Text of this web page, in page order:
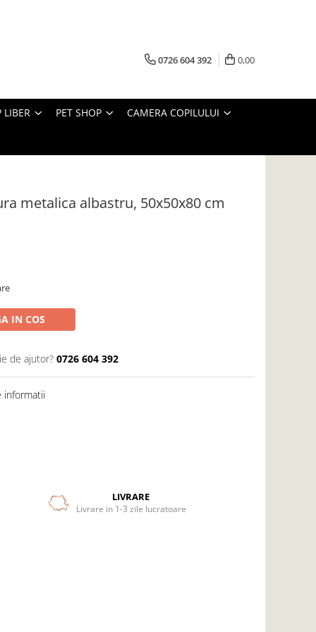
0726 604 392 0,00
LIBER PET SHOP CAMERA COPILULUI
metalica albastru, 50x50x80 cm
IN COS
de ajutor? 0726 604 392
informatii
LIVRARE
Livrare in 1-3 zile lucratoare